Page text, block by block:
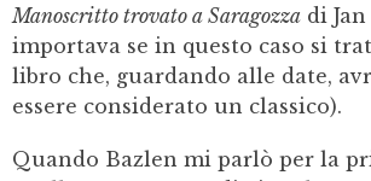
Manoscritto trovato a Saragozza di
importava se in questo caso si
libro che, guardando alle date,
essere considerato un classico).
Quando Bazlen mi parlò per la